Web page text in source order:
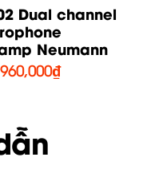
Dual channel
Neumann
₫